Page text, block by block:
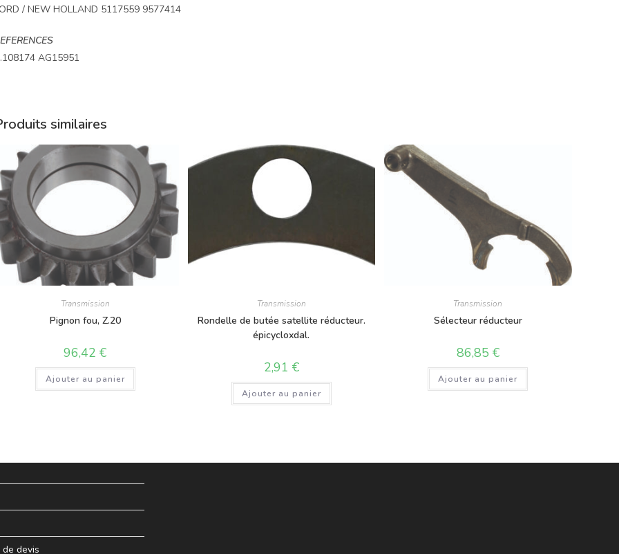
/ NEW HOLLAND 5117559 9577414
AG15951
similaires
Transmission
Pignon fou, Z.20
96,42€
Ajouter au panier
Transmission
Rondelle de butée satellite réducteur.
épicycloxdal.
2,91 €
Ajouter au panier
Transmission
Sélecteur réducteur
86,85 €
Ajouter au panier
devis